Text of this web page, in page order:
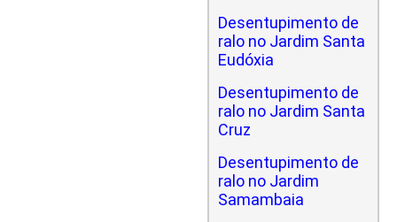
Desentupimento de
ralo no Jardim Santa
Eudóxia
Desentupimento de
ralo no Jardim Santa
Cruz
Desentupimento de
ralo no Jardim
Samambaia